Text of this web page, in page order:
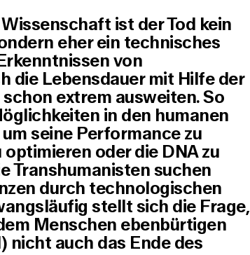
ist der Tod kein
eher ein technisches
von
die Lebensdauer mit Hilfe der
extrem ausweiten. So
in den humanen
seine Performance zu
oder die DNA zu
Transhumanisten suchen
durch technologischen
stellt sich die Frage,
Menschen ebenbürtigen
nicht auch das Ende des